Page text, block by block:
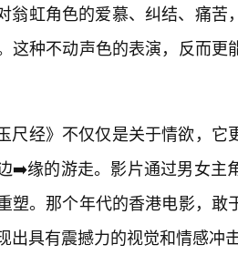
翁虹角色的爱慕、纠结、痛苦
这种不动声色的表演，反而
尺经》不仅仅是关于情欲，
➡️缘的游走。影片通过男女主
塑。那个年代的香港电影，
出具有震撼力的视觉和情感冲